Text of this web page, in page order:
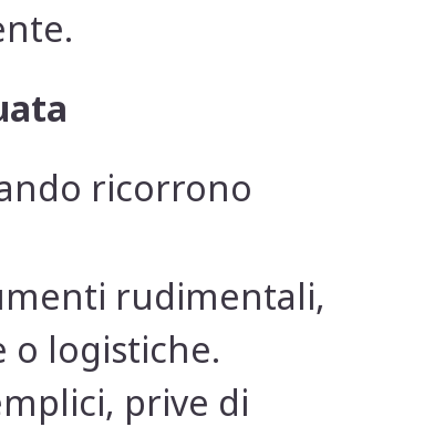
ricorrono
rudimentali,
o logistiche.
prive di